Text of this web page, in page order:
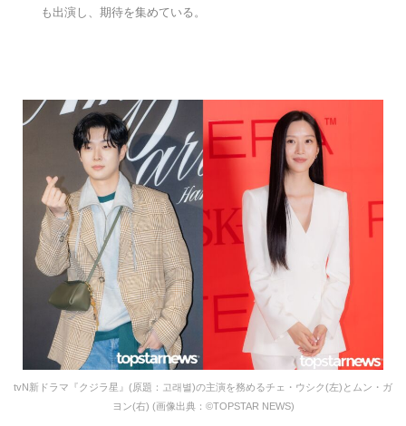
も出演し、期待を集めている。
tvN新ドラマ『クジラ星』(原題：고래별)の主演を務めるチェ・ウシク(左)とムン・ガ
ヨン(右) (画像出典：©TOPSTAR NEWS)